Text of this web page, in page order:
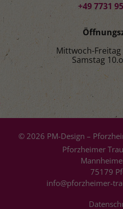
+49 7731
Mittwoch-Freitag
Samstag
© 2026 PM-Design –
Pforzheimer
75179
info@pforzheimer-